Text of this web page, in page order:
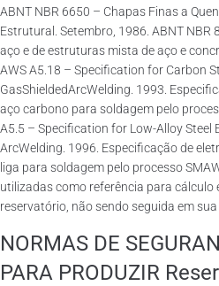
ABNT NBR 6650 – Chapas Finas a
Estrutural. Setembro, 1986. ABNT
aço e de estruturas mista de aço e
AWS A5.18 – Specification for Carbon
GasShieldedArcWelding. 1993.
aço carbono para soldagem pelo
A5.5 – Specification for Low-Alloy Steel
ArcWelding. 1996. Especificação de
liga para soldagem pelo processo
utilizadas como referência para
reservatório, não sendo seguida em sua
NORMAS DE
PARA PRODUZIR